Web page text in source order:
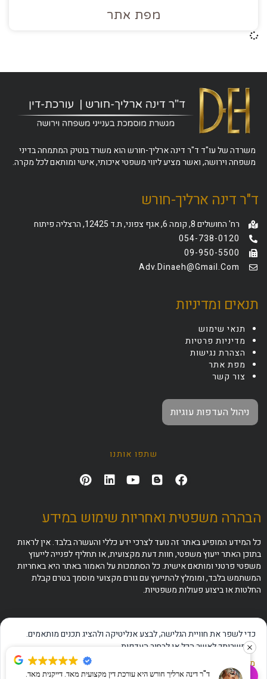
מפת אתר
משרדה של עו"ד ד"ר דינה ארליך-חורש הוא משרד בוטיק המתמחה בדיני
משפחה וירושה, ואשר מציע ליווי משפטי איכותי, אישי ומותאם לכל מקרה.
ד"ר דינה ארליך-חורש
רח' החושלים 8, קומה 6, אגף צפוני, ת.ד 12425, הרצליה פיתוח
054-738-0120
09-950-5500
Adv.dinaeh@gmail.com
תנאים ומדיניות
תנאי שימוש
מדיניות פרטיות
הצהרת נגישות
מפת אתר
צור קשר
ניהול העדפות עוגיות
שתפו אותנו
הבהרה משפטית ואחריות שימוש במידע
כל המידע המופיע באתר זה נועד לצרכי ידע כללי והעשרה בלבד. אין לראות
בתוכן האתר ייעוץ משפטי, חוות דעת מקצועית, או תחליף לפנייה לייעוץ
משפטי פרטני ומותאם אישית. כל הסתמכות על האמור באתר היא באחריות
המשתמש בלבד, ומומלץ להתייעץ עם גורם מקצועי מוסמך בטרם קבלת
החלטות או ביצוע פעולות משפטיות.
✦שאלו את ה-AI שלנו
כדי לשפר את חוויית הגלישה, לבצע אנליטיקה ולהציג תכנים מותאמים.
באפשרותך לאשר הכל או לבחור העדפות.
מדיניות פרטיות
הצהרת נגישות
ד"ר דינה ארליך חורש היא עורכת דין מקצועית מאד. דייקנית מאד.